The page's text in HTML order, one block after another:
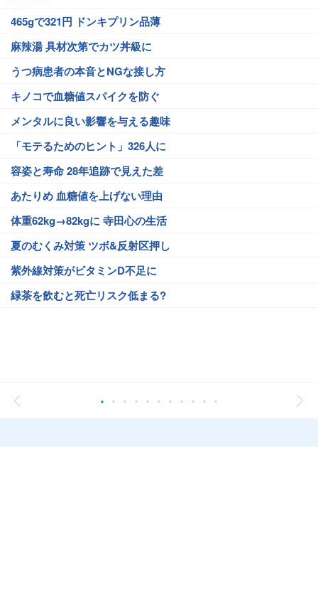
465gで321円 ドンキプリン品薄
麻辣湯 具材次第でカツ丼級に
うつ病患者の本音とNGな接し方
キノコで血糖値スパイクを防ぐ
メンタルに良い影響を与える趣味
「モテるためのヒント」326人に
容姿と寿命 28年追跡で見えた差
あたりめ 血糖値を上げない理由
体重62kg→82kgに 寺田心の生活
夏のむくみ対策 ツボ&反射区押し
紫外線対策がビタミンD不足に
緑茶を飲むと死亡リスク低まる?